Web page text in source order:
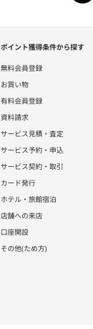
ポイント獲得条件から探す
無料会員登録
お買い物
有料会員登録
資料請求
サービス見積・査定
サービス予約・申込
サービス契約・取引
カード発行
ホテル・旅館宿泊
店舗への来店
口座開設
その他(ため方)